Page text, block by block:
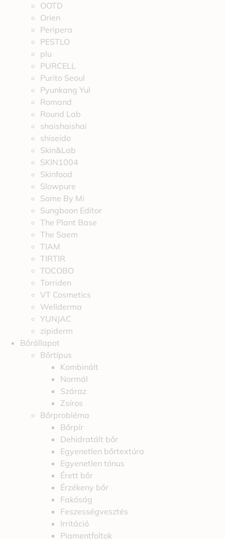
OOTD
Orien
Peripera
PESTLO
plu
PURCELL
Purito Seoul
Pyunkang Yul
Romand
Round Lab
shaishaishai
shiseido
Skin&Lab
SKIN1004
Skinfood
Slowpure
Some By Mi
Sungboon Editor
The Plant Base
The Saem
TIAM
TIRTIR
TOCOBO
Torriden
VT Cosmetics
Wellderma
YUNJAC
zipiderm
Bőrállapot
Bőrtípus
Kombinált
Normál
Száraz
Zsíros
Bőrprobléma
Bőrpír
Dehidratált bőr
Egyenetlen bőrtextúra
Egyenetlen tónus
Érett bőr
Érzékeny bőr
Fakóság
Feszességvesztés
Irritáció
Pigmentfoltok